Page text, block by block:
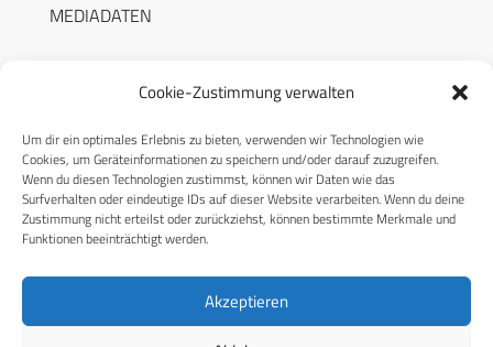
Cookie-Zustimmung verwalten
Um dir ein optimales Erlebnis zu bieten, verwenden wir Technologien wie
Cookies, um Geräteinformationen zu speichern und/oder darauf zuzugreifen.
Wenn du diesen Technologien zustimmst, können wir Daten wie das
Surfverhalten oder eindeutige IDs auf dieser Website verarbeiten. Wenn du deine
Zustimmung nicht erteilst oder zurückziehst, können bestimmte Merkmale und
Funktionen beeinträchtigt werden.
Akzeptieren
MEDIADATEN
RECHTLICHES
Datenschutzerklärung
Cookie-Richtlinie (EU)